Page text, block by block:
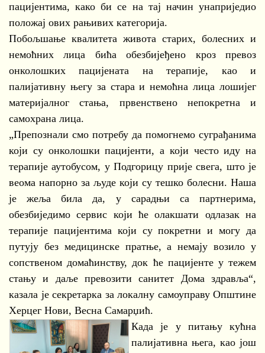
пацијентима, како би се на тај начин унаприједио
положај ових рањивих категорија.
Побољшање квалитета живота старих, болесних и
немоћних лица бића обезбијеђено кроз превоз
онколошких пацијената на терапије, као и
палијативну његу за стара и немоћна лица лошијег
материјалног стања, првенствено непокретна и
самохрана лица.
„Препознали смо потребу да помогнемо суграђанима
који су онколошки пацијенти, а који често иду на
терапије аутобусом, у Подгорицу прије свега, што је
веома напорно за људе који су тешко болесни. Наша
је жеља била да, у сарадњи са партнерима,
обезбиједимо сервис који ће олакшати одлазак на
терапије пацијентима који су покретни и могу да
путују без медицинске пратње, а немају возило у
сопственом домаћинству, док ће пацијенте у тежем
стању и даље превозити санитет Дома здравља“,
казала је секретарка за локалну самоуправу Општине
Херцег Нови, Весна Самарџић.
Када је у питању кућна
палијативна њега, као још